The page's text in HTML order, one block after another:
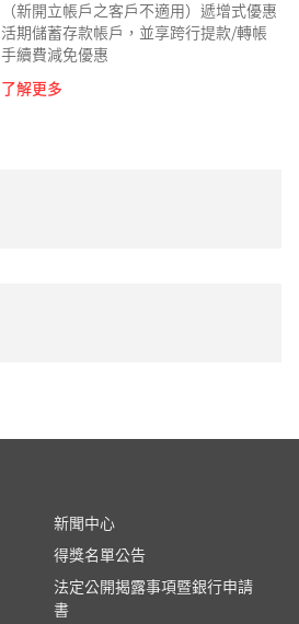
（新開立帳戶之客戶不適用）遞增式優惠
活期儲蓄存款帳戶，並享跨行提款/轉帳
手續費減免優惠
了解更多
約定每月扣款日，由他行帳戶扣款自動轉
個人金融服務手續費一覽表
新聞中心
得獎名單公告
法定公開揭露事項暨銀行申請
書